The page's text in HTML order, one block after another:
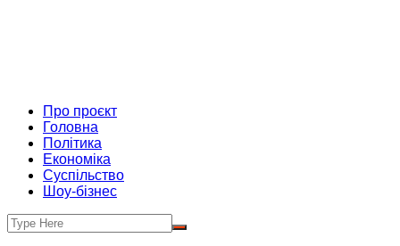
Про проєкт
Головна
Політика
Економіка
Суспільство
Шоу-бізнес